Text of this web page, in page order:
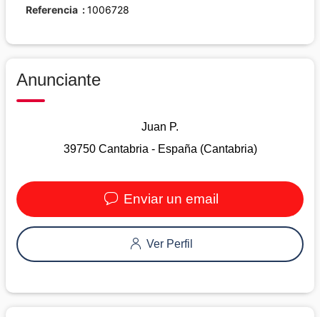
Referencia 1006728
Anunciante
Juan P.
39750 Cantabria - España (Cantabria)
Enviar un email
Ver Perfil